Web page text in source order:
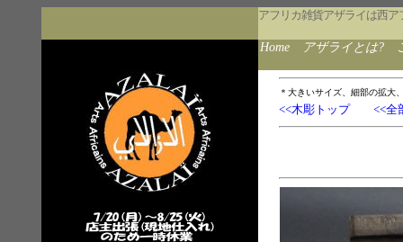
アフリカ雑貨アザライは西
Home アザライとは?
＊大きいサイズ、細部の拡大
<<木彫トップ <<全